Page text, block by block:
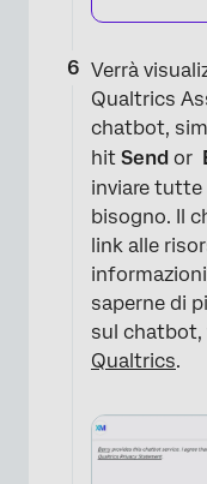
Verrà
Qualtrics
chatbot,
hit Send or
inviare tutte
bisogno. Il
link alle
saperne di
sul chatbot,
Qualtrics.